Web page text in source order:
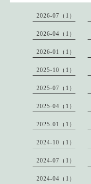
2026-07（1）
2026-04（1）
2026-01（1）
2025-10（1）
2025-07（1）
2025-04（1）
2025-01（1）
2024-10（1）
2024-07（1）
2024-04（1）